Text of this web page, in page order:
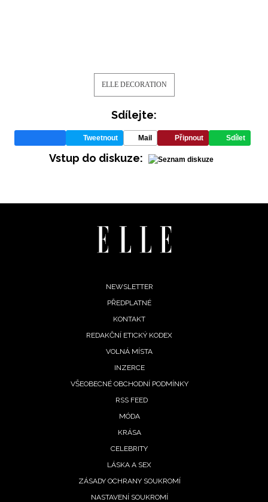
ELLE DECORATION
Sdílejte:
Tweetnout Mail Připnout Sdílet
Vstup do diskuze:
NEWSLETTER
PŘEDPLATNÉ
KONTAKT
REDAKČNÍ ETICKÝ KODEX
VOLNÁ MÍSTA
INZERCE
VŠEOBECNÉ OBCHODNÍ PODMÍNKY
RSS FEED
MÓDA
KRÁSA
CELEBRITY
LÁSKA A SEX
ZÁSADY OCHRANY SOUKROMÍ
NASTAVENÍ SOUKROMÍ